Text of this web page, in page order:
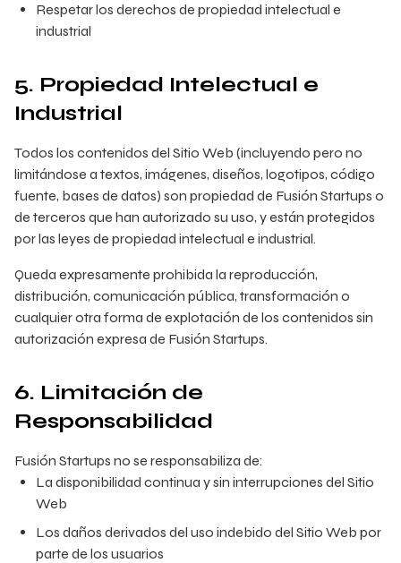
Respetar los derechos de propiedad intelectual e
industrial
5. Propiedad Intelectual e
Industrial
Todos los contenidos del Sitio Web (incluyendo pero no
limitándose a textos, imágenes, diseños, logotipos, código
fuente, bases de datos) son propiedad de Fusión Startups o
de terceros que han autorizado su uso, y están protegidos
por las leyes de propiedad intelectual e industrial.
Queda expresamente prohibida la reproducción,
distribución, comunicación pública, transformación o
cualquier otra forma de explotación de los contenidos sin
autorización expresa de Fusión Startups.
6. Limitación de
Responsabilidad
Fusión Startups no se responsabiliza de:
La disponibilidad continua y sin interrupciones del Sitio
Web
Los daños derivados del uso indebido del Sitio Web por
parte de los usuarios